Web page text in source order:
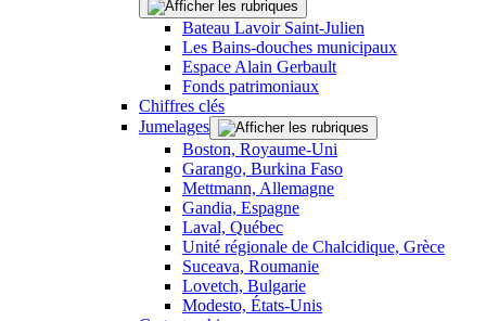
Bateau Lavoir Saint-Julien
Les Bains-douches municipaux
Espace Alain Gerbault
Fonds patrimoniaux
Chiffres clés
Jumelages
Boston, Royaume-Uni
Garango, Burkina Faso
Mettmann, Allemagne
Gandia, Espagne
Laval, Québec
Unité régionale de Chalcidique, Grèce
Suceava, Roumanie
Lovetch, Bulgarie
Modesto, États-Unis